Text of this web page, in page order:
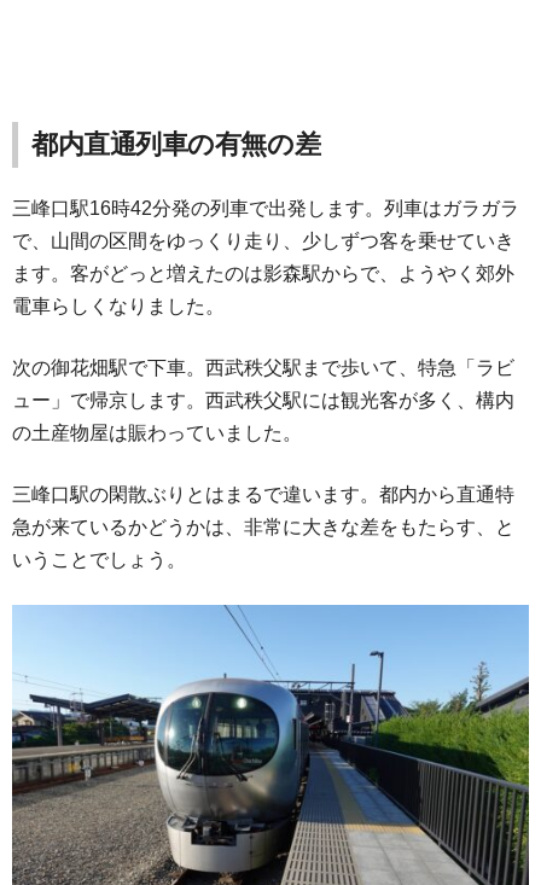
都内直通列車の有無の差
三峰口駅16時42分発の列車で出発します。列車はガラガラ
で、山間の区間をゆっくり走り、少しずつ客を乗せていき
ます。客がどっと増えたのは影森駅からで、ようやく郊外
電車らしくなりました。
次の御花畑駅で下車。西武秩父駅まで歩いて、特急「ラビ
ュー」で帰京します。西武秩父駅には観光客が多く、構内
の土産物屋は賑わっていました。
三峰口駅の閑散ぶりとはまるで違います。都内から直通特
急が来ているかどうかは、非常に大きな差をもたらす、と
いうことでしょう。